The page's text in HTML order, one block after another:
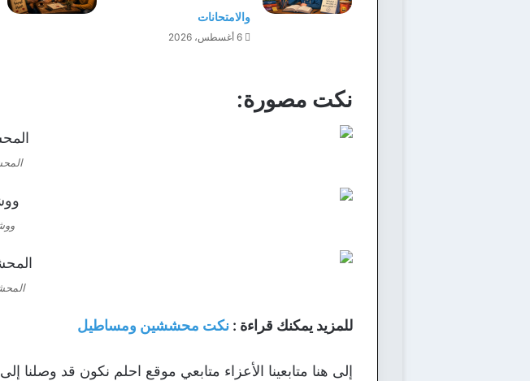
والامتحانات
6 أغسطس، 2026
نكت مصورة:
للمزيد يمكنك قراءة : نكت محششين ومساطيل
إلى هنا متابعينا الأعزاء متابعي موقع احلم نكون قد وصلنا